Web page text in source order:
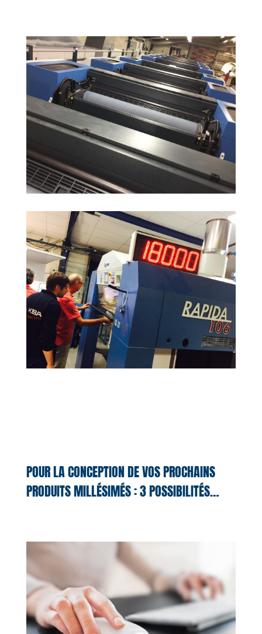
POUR LA CONCEPTION DE VOS PROCHAINS
PRODUITS MILLÉSIMÉS : 3 POSSIBILITÉS…